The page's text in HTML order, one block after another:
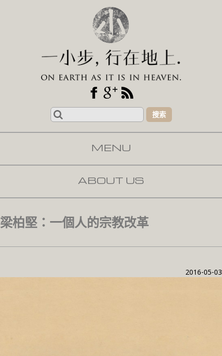
Search
for:
MENU
SKIP TO CONTENT
ABOUT US
梁柏堅：一個人的宗教改革
2016-05-03